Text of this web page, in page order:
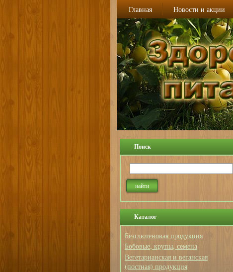
Главная Новости и акции
Поиск
Каталог
Безглютеновая продукция
Бобовые, крупы, семена
Вегетарианская и веганская
(постная) продукция